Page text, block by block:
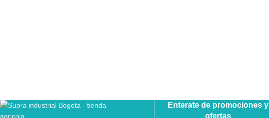
Enterate de promociones y
ofertas